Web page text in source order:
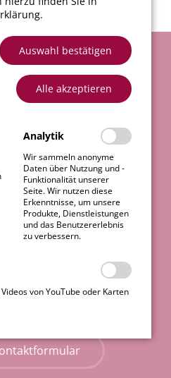
.
Auswahl bestätigen
Alle akzeptieren
Analytik
Wir sammeln anonyme
Daten über Nutzung und -
Funktionalität unserer
Seite. Wir nutzen diese
Erkenntnisse, um unsere
Produkte, Dienstleistungen
und das Benutzererlebnis
zu verbessern.
von YouTube oder Karten
sich mehr Informationen
einen kompetenten Rat?
finden wir
technische Lösung.
über Ihr Projekt
Sie uns!